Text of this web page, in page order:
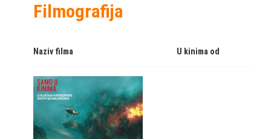
Filmografija
Naziv filma U kinima od